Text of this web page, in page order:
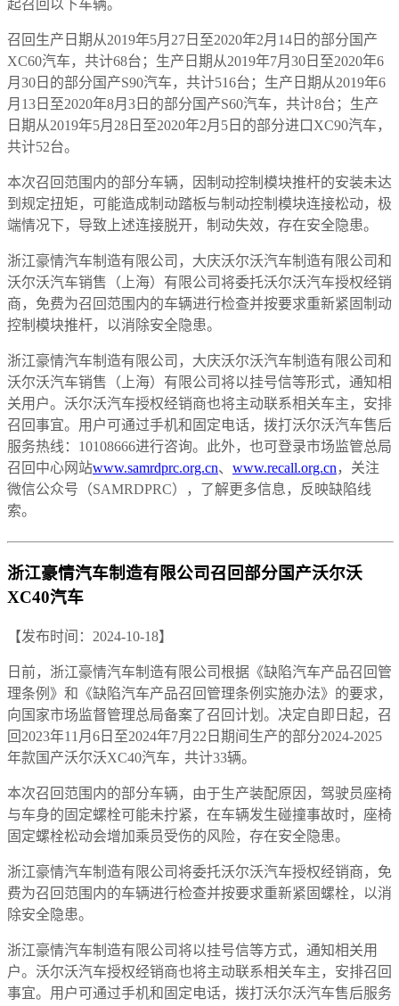
起召回以下车辆。
召回生产日期从2019年5月27日至2020年2月14日的部分国产
XC60汽车，共计68台；生产日期从2019年7月30日至2020年6
月30日的部分国产S90汽车，共计516台；生产日期从2019年6
月13日至2020年8月3日的部分国产S60汽车，共计8台；生产
日期从2019年5月28日至2020年2月5日的部分进口XC90汽车，
共计52台。
本次召回范围内的部分车辆，因制动控制模块推杆的安装未达
到规定扭矩，可能造成制动踏板与制动控制模块连接松动，极
端情况下，导致上述连接脱开，制动失效，存在安全隐患。
浙江豪情汽车制造有限公司，大庆沃尔沃汽车制造有限公司和
沃尔沃汽车销售（上海）有限公司将委托沃尔沃汽车授权经销
商，免费为召回范围内的车辆进行检查并按要求重新紧固制动
控制模块推杆，以消除安全隐患。
浙江豪情汽车制造有限公司，大庆沃尔沃汽车制造有限公司和
沃尔沃汽车销售（上海）有限公司将以挂号信等形式，通知相
关用户。沃尔沃汽车授权经销商也将主动联系相关车主，安排
召回事宜。用户可通过手机和固定电话，拨打沃尔沃汽车售后
服务热线：10108666进行咨询。此外，也可登录市场监管总局
召回中心网站www.samrdprc.org.cn、 www.recall.org.cn ，关注
微信公众号（SAMRDPRC），了解更多信息，反映缺陷线
索。
浙江豪情汽车制造有限公司召回部分国产沃尔沃
XC40汽车
【发布时间：2024-10-18】
日前，浙江豪情汽车制造有限公司根据《缺陷汽车产品召回管
理条例》和《缺陷汽车产品召回管理条例实施办法》的要求，
向国家市场监督管理总局备案了召回计划。决定自即日起，召
回2023年11月6日至2024年7月22日期间生产的部分2024-2025
年款国产沃尔沃XC40汽车，共计33辆。
本次召回范围内的部分车辆，由于生产装配原因，驾驶员座椅
与车身的固定螺栓可能未拧紧，在车辆发生碰撞事故时，座椅
固定螺栓松动会增加乘员受伤的风险，存在安全隐患。
浙江豪情汽车制造有限公司将委托沃尔沃汽车授权经销商，免
费为召回范围内的车辆进行检查并按要求重新紧固螺栓，以消
除安全隐患。
浙江豪情汽车制造有限公司将以挂号信等方式，通知相关用
户。沃尔沃汽车授权经销商也将主动联系相关车主，安排召回
事宜。用户可通过手机和固定电话，拨打沃尔沃汽车售后服务